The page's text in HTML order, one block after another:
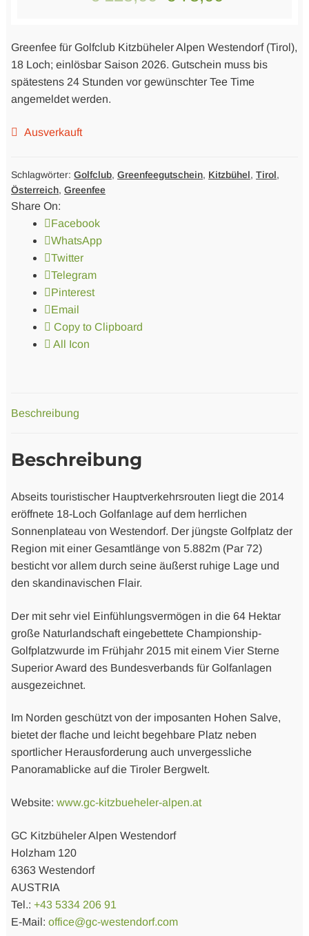
war:
€ 125,00
ist:
€ 75,00.
Greenfee für Golfclub Kitzbüheler Alpen Westendorf (Tirol),
18 Loch; einlösbar Saison 2026. Gutschein muss bis
spätestens 24 Stunden vor gewünschter Tee Time
angemeldet werden.
Ausverkauft
Schlagwörter: Golfclub, Greenfeegutschein, Kitzbühel, Tirol,
Österreich, Greenfee
Share On:
Facebook
WhatsApp
Twitter
Telegram
Pinterest
Email
Copy to Clipboard
All Icon
Beschreibung
Beschreibung
Abseits touristischer Hauptverkehrsrouten liegt die 2014
eröffnete 18-Loch Golfanlage auf dem herrlichen
Sonnenplateau von Westendorf. Der jüngste Golfplatz der
Region mit einer Gesamtlänge von 5.882m (Par 72)
besticht vor allem durch seine äußerst ruhige Lage und
den skandinavischen Flair.
Der mit sehr viel Einfühlungsvermögen in die 64 Hektar
große Naturlandschaft eingebettete Championship-
Golfplatzwurde im Frühjahr 2015 mit einem Vier Sterne
Superior Award des Bundesverbands für Golfanlagen
ausgezeichnet.
Im Norden geschützt von der imposanten Hohen Salve,
bietet der flache und leicht begehbare Platz neben
sportlicher Herausforderung auch unvergessliche
Panoramablicke auf die Tiroler Bergwelt.
Website: www.gc-kitzbueheler-alpen.at
GC Kitzbüheler Alpen Westendorf
Holzham 120
6363 Westendorf
AUSTRIA
Tel.: +43 5334 206 91
E-Mail: office@gc-westendorf.com